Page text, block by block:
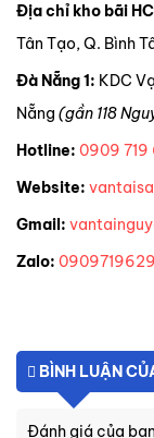
Địa chỉ kho bãi
Tân Tạo, Q. Bình
Đà Nẵng 1: KDC
Nẵng (gần 118
Hotline: 0909 719
Website:
Gmail:
Zalo: 0909719629
BÌNH LUẬN
Đánh giá của